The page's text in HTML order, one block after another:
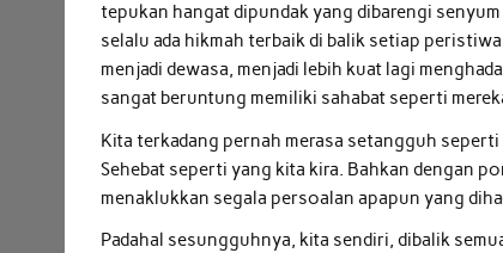
tepukan hangat dipundak yang dibarengi
selalu ada hikmah terbaik di balik setiap
menjadi dewasa, menjadi lebih kuat lagi
sangat beruntung memiliki sahabat seperti
Kita terkadang pernah merasa setangguh seperti
Sehebat seperti yang kita kira. Bahkan dengan
menaklukkan segala persoalan apapun yang
Padahal sesungguhnya, kita sendiri, dibalik